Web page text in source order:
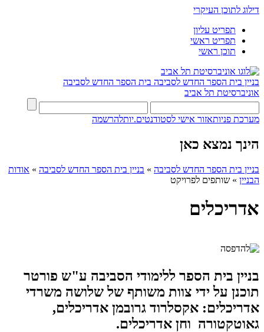
דילוג לתוכן העיקרי
תפריט עליון
תפריט ראשי
תוכן ראשי
בניין בית הספר החדש לסביבה בית הספר החדש לסביבה
אוניברסיטת תל אביב
מערכת פניותאזור אישי לסטודנטים.יותלהרשמה
הינך נמצא כאן
בניין בית הספר החדש לסביבה » בניין בית הספר החדש לסביבה » אודות
הבניין » שותפים לפרויקט
אדריכלים
בניין בית הספר ללימודי הסביבה ע"ש פורטר
תוכנן על ידי צוות משותף של שלושה משרדי
אדריכלים: אקסלרוד גרובמן אדריכלים,
גאוטקטורה וחן אדריכלים.